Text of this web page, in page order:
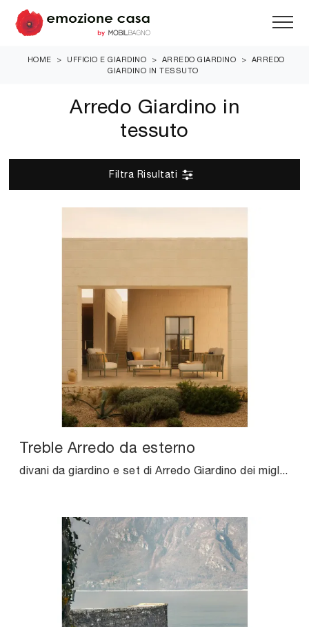
HOME > UFFICIO E GIARDINO > ARREDO GIARDINO >
ARREDO
GIARDINO IN TESSUTO
Arredo Giardino in
tessuto
Filtra Risultati
Treble Arredo da esterno
divani da giardino e set di Arredo Giardino dei migliori brand: scopri di più sul modello Treble Arredo da esterno di Unopiu, clicca subito!